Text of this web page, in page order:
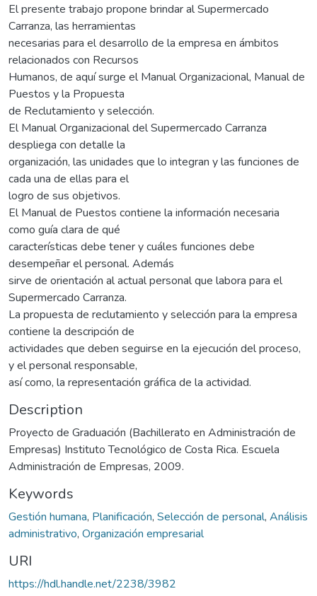
El presente trabajo propone brindar al Supermercado
Carranza, las herramientas
necesarias para el desarrollo de la empresa en ámbitos
relacionados con Recursos
Humanos, de aquí surge el Manual Organizacional, Manual de
Puestos y la Propuesta
de Reclutamiento y selección.
El Manual Organizacional del Supermercado Carranza
despliega con detalle la
organización, las unidades que lo integran y las funciones de
cada una de ellas para el
logro de sus objetivos.
El Manual de Puestos contiene la información necesaria
como guía clara de qué
características debe tener y cuáles funciones debe
desempeñar el personal. Además
sirve de orientación al actual personal que labora para el
Supermercado Carranza.
La propuesta de reclutamiento y selección para la empresa
contiene la descripción de
actividades que deben seguirse en la ejecución del proceso,
y el personal responsable,
así como, la representación gráfica de la actividad.
Description
Proyecto de Graduación (Bachillerato en Administración de
Empresas) Instituto Tecnológico de Costa Rica. Escuela
Administración de Empresas, 2009.
Keywords
Gestión humana, Planificación, Selección de personal, Análisis
administrativo, Organización empresarial
URI
https://hdl.handle.net/2238/3982